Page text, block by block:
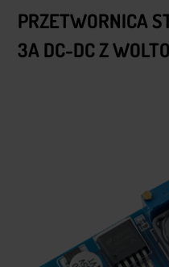
PRZETWORNICA
3A DC-DC Z